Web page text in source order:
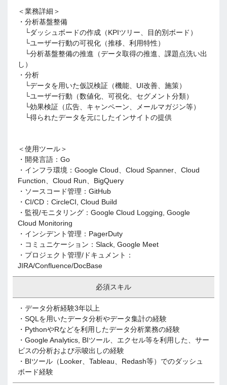
＜業務詳細＞
・分析基盤整備
└ダッシュボードの作成（KPIツリー、目的別ボード）
└ユーザー行動の可視化（推移、利用特性）
└分析基盤整備の推進（データ取得の推進、課題点洗い出
し）
・分析
└データを用いた仮説検証（機能、UI改善、施策）
└ユーザー行動（数値化、可視化、セグメント分類）
└効果検証（広告、キャンペーン、メールマガジン等）
└得られたデータを元にしたインサイトの提供
＜使用ツール＞
・開発言語：Go
・インフラ環境：Google Cloud、Cloud Spanner、Cloud
Function、Cloud Run、BigQuery
・ソースコード管理：GitHub
・CI/CD：CircleCI, Cloud Build
・監視/モニタリング：Google Cloud Logging, Google
Cloud Monitoring
・インシデント管理：PagerDuty
・コミュニケーション：Slack, Google Meet
・プロジェクト管理/ドキュメント：
JIRA/Confluence/DocBase
必須スキル
・データ分析経験3年以上
・SQLを用いたデータ分析やデータ集計の経験
・PythonやRなどを利用したデータ分析業務の経験
・Google Analytics, BIツール、エクセル等を利用した、サー
ビスの分析および示唆出しの経験
・BIツール（Looker、Tableau、Redash等）でのダッシュ
ボード経験